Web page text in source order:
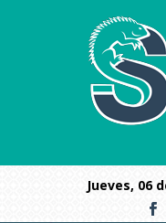
jueves, 06